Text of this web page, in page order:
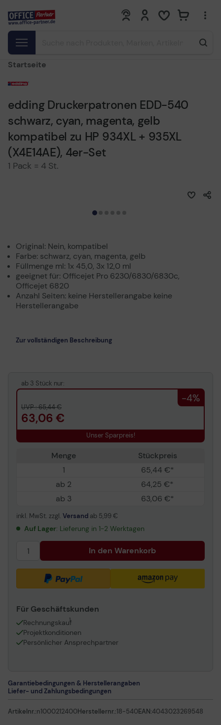
0 0
Startseite
edding Druckerpatronen EDD-540
schwarz, cyan, magenta, gelb
kompatibel zu HP 934XL + 935XL
(X4E14AE), 4er-Set
1 Pack = 4 St.
Original: Nein, kompatibel
Farbe: schwarz, cyan, magenta, gelb
Füllmenge ml: 1x 45,0, 3x 12,0 ml
geeignet für: Officejet Pro 6230/6830/6830c,
Officejet 6820
Anzahl Seiten: keine Herstellerangabe keine
Herstellerangabe
Zur vollständigen Beschreibung
UVP : 65,44 €
63,06 €
ab 3 Stück nur:
-4%
Unser Sparpreis!
inkl. MwSt. zzgl. Versand ab 5,99 €
Menge
Stückpreis
1
65,44 €*
ab 2
64,25 €*
ab 3
63,06 €*
Auf Lager: Lieferung in 1-2 Werktagen
In den Warenkorb
Für Geschäftskunden
Rechnungskauf
1
Projektkonditionen
Persönlicher Ansprechpartner
Garantiebedingungen & Herstellerangaben
Liefer- und Zahlungsbedingungen
Artikelnr.:n1000212400Herstellernr.:18-540EAN:4043023269548